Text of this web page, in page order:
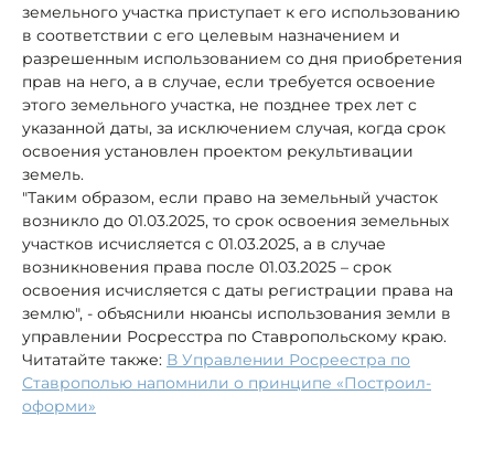
земельного участка приступает к его использованию
в соответствии с его целевым назначением и
разрешенным использованием со дня приобретения
прав на него, а в случае, если требуется освоение
этого земельного участка, не позднее трех лет с
указанной даты, за исключением случая, когда срок
освоения установлен проектом рекультивации
земель.
"Таким образом, если право на земельный участок
возникло до 01.03.2025, то срок освоения земельных
участков исчисляется с 01.03.2025, а в случае
возникновения права после 01.03.2025 – срок
освоения исчисляется с даты регистрации права на
землю", - объяснили нюансы использования земли в
управлении Росресстра по Ставропольскому краю.
Читатайте также: В Управлении Росреестра по
Ставрополью напомнили о принципе «Построил-
оформи»